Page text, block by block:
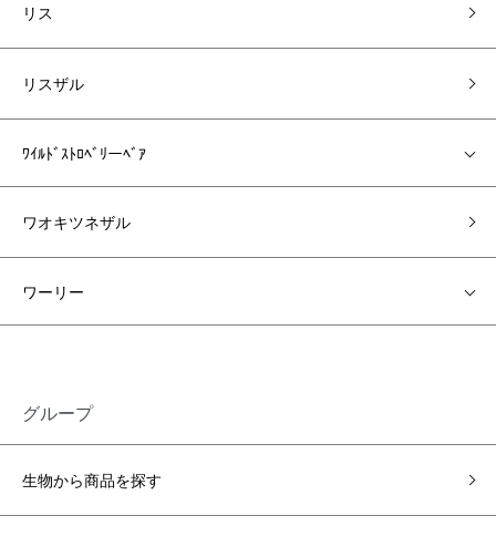
リス
リスザル
ﾜｲﾙﾄﾞｽﾄﾛﾍﾞﾘーﾍﾞｱ
ワオキツネザル
ワーリー
グループ
生物から商品を探す